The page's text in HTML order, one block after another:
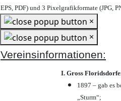
EPS, PDF) und 3 Pixelgrafikformate (JPG,
×
×
Vereinsinformationen:
I. Gross
1897 – gab es
„Sturm“;